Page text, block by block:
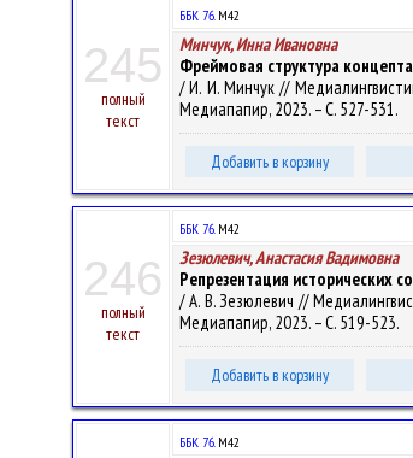
245
полный
текст
ББК 76.М42
Минчук, Инна Ивановна
Фреймовая структура
/ И. И. Минчук //
Медиапапир, 2023. – С. 527-531.
Добавить в корзину
246
полный
текст
ББК 76.М42
Зезюлевич, Анастасия Вадимовна
Репрезентация исторических
/ А. В. Зезюлевич //
Медиапапир, 2023. – С. 519-523.
Добавить в корзину
ББК 76.М42